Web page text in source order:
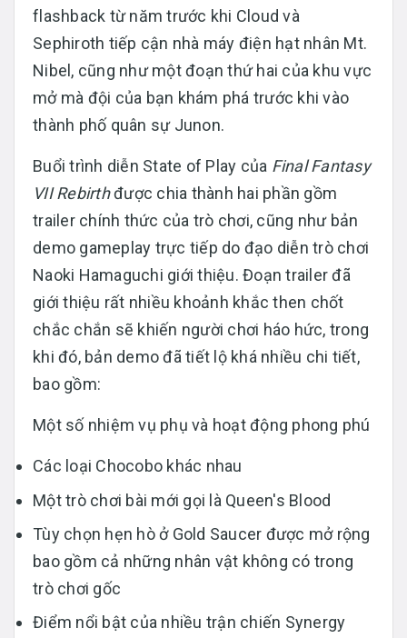
flashback từ năm trước khi Cloud và
Sephiroth tiếp cận nhà máy điện hạt nhân Mt.
Nibel, cũng như một đoạn thứ hai của khu vực
mở mà đội của bạn khám phá trước khi vào
thành phố quân sự Junon.
Buổi trình diễn State of Play của Final Fantasy
VII Rebirthđược chia thành hai phần gồm
trailer chính thức của trò chơi, cũng như bản
demo gameplay trực tiếp do đạo diễn trò chơi
Naoki Hamaguchi giới thiệu. Đoạn trailer đã
giới thiệu rất nhiều khoảnh khắc then chốt
chắc chắn sẽ khiến người chơi háo hức, trong
khi đó, bản demo đã tiết lộ khá nhiều chi tiết,
bao gồm:
Một số nhiệm vụ phụ và hoạt động phong phú
Các loại Chocobo khác nhau
Một trò chơi bài mới gọi là Queen's Blood
Tùy chọn hẹn hò ở Gold Saucer được mở rộng
bao gồm cả những nhân vật không có trong
trò chơi gốc
Điểm nổi bật của nhiều trận chiến Synergy